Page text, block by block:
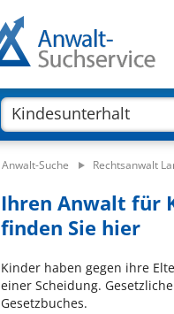
Anwalt-Suche Rechtsanwalt
Ihren Anwalt für
finden Sie hier
Kinder haben gegen ihre
einer Scheidung.
Gesetzbuches.